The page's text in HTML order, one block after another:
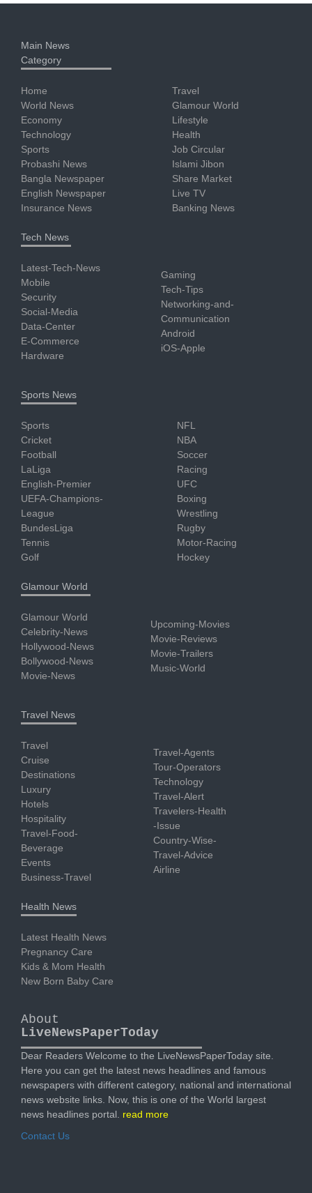
Main News
Category
Home
World News
Economy
Technology
Sports
Probashi News
Bangla Newspaper
English Newspaper
Insurance News
Travel
Glamour World
Lifestyle
Health
Job Circular
Islami Jibon
Share Market
Live TV
Banking News
Tech News
Latest-Tech-News
Mobile
Security
Social-Media
Data-Center
E-Commerce
Hardware
Gaming
Tech-Tips
Networking-and-
Communication
Android
iOS-Apple
Sports News
Sports
Cricket
Football
LaLiga
English-Premier
UEFA-Champions-
League
BundesLiga
Tennis
Golf
NFL
NBA
Soccer
Racing
UFC
Boxing
Wrestling
Rugby
Motor-Racing
Hockey
Glamour World
Glamour World
Celebrity-News
Hollywood-News
Bollywood-News
Movie-News
Upcoming-Movies
Movie-Reviews
Movie-Trailers
Music-World
Travel News
Travel
Cruise
Destinations
Luxury
Hotels
Hospitality
Travel-Food-
Beverage
Events
Business-Travel
Travel-Agents
Tour-Operators
Technology
Travel-Alert
Travelers-Health
-Issue
Country-Wise-
Travel-Advice
Airline
Health News
Latest Health News
Pregnancy Care
Kids & Mom Health
New Born Baby Care
About
LiveNewsPaperToday
Dear Readers Welcome to the LiveNewsPaperToday site.
Here you can get the latest news headlines and famous
newspapers with different category, national and international
news website links. Now, this is one of the World largest
news headlines portal. read more
Contact Us